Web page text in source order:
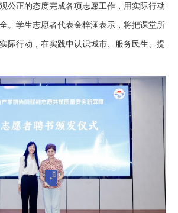
公正的态度完成各项志愿工作，用实际行动
。学生志愿者代表金梓涵表示，将把课堂所
际行动，在实践中认识城市、服务民生、提